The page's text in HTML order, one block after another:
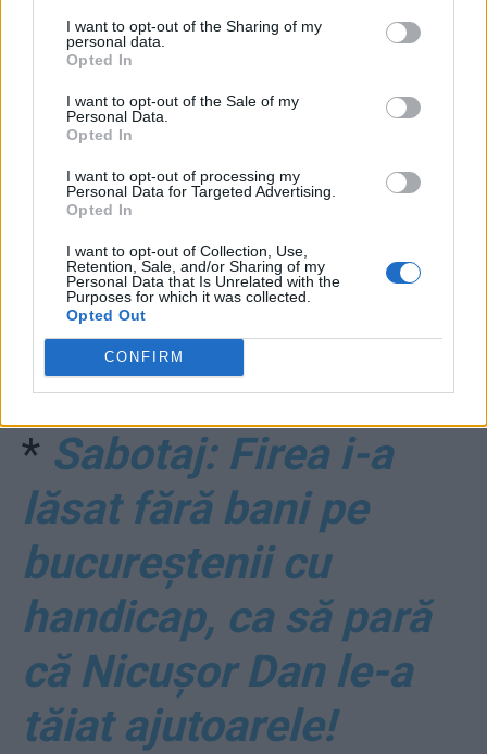
I want to opt-out of the Sharing of my
personal data.
Opted In
I want to opt-out of the Sale of my
Personal Data.
Opted In
I want to opt-out of processing my
Personal Data for Targeted Advertising.
Opted In
I want to opt-out of Collection, Use,
Retention, Sale, and/or Sharing of my
Personal Data that Is Unrelated with the
Purposes for which it was collected.
Opted Out
CONFIRM
Cum a “pregătit”
Firea orașul pentru
iarnă: a securizat
juridic posturile
clientelei PSD. Joi,
Nicușor Dan va prelua
Primăria Capitalei
* Sabotaj: Firea i-a
lăsat fără bani pe
bucureștenii cu
handicap, ca să pară
că Nicușor Dan le-a
tăiat ajutoarele!